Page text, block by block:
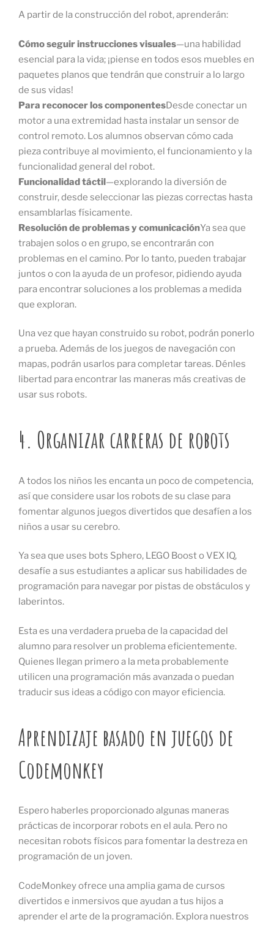
A partir de la construcción del robot, aprenderán:
Cómo seguir instrucciones visuales—una habilidad
esencial para la vida; ¡piense en todos esos muebles en
paquetes planos que tendrán que construir a lo largo
de sus vidas!
Para reconocer los componentesDesde conectar un
motor a una extremidad hasta instalar un sensor de
control remoto. Los alumnos observan cómo cada
pieza contribuye al movimiento, el funcionamiento y la
funcionalidad general del robot.
Funcionalidad táctil—explorando la diversión de
construir, desde seleccionar las piezas correctas hasta
ensamblarlas físicamente.
Resolución de problemas y comunicaciónYa sea que
trabajen solos o en grupo, se encontrarán con
problemas en el camino. Por lo tanto, pueden trabajar
juntos o con la ayuda de un profesor, pidiendo ayuda
para encontrar soluciones a los problemas a medida
que exploran.
Una vez que hayan construido su robot, podrán ponerlo
a prueba. Además de los juegos de navegación con
mapas, podrán usarlos para completar tareas. Dénles
libertad para encontrar las maneras más creativas de
usar sus robots.
4. Organizar carreras de robots
A todos los niños les encanta un poco de competencia,
así que considere usar los robots de su clase para
fomentar algunos juegos divertidos que desafíen a los
niños a usar su cerebro.
Ya sea que uses bots Sphero, LEGO Boost o VEX IQ,
desafíe a sus estudiantes a aplicar sus habilidades de
programación para navegar por pistas de obstáculos y
laberintos.
Esta es una verdadera prueba de la capacidad del
alumno para resolver un problema eficientemente.
Quienes llegan primero a la meta probablemente
utilicen una programación más avanzada o puedan
traducir sus ideas a código con mayor eficiencia.
Aprendizaje basado en juegos de
Codemonkey
Espero haberles proporcionado algunas maneras
prácticas de incorporar robots en el aula. Pero no
necesitan robots físicos para fomentar la destreza en
programación de un joven.
CodeMonkey ofrece una amplia gama de cursos
divertidos e inmersivos que ayudan a tus hijos a
aprender el arte de la programación. Explora nuestros